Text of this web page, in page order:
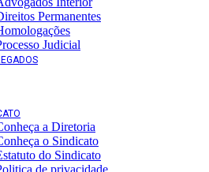
Permanentes
Judicial
a Diretoria
o Sindicato
do Sindicato